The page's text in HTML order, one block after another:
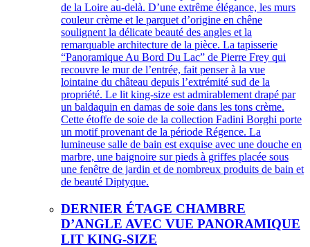
de la Loire au-delà. D’une extrême élégance, les murs
couleur crème et le parquet d’origine en chêne
soulignent la délicate beauté des angles et la
remarquable architecture de la pièce. La tapisserie
“Panoramique Au Bord Du Lac” de Pierre Frey qui
recouvre le mur de l’entrée, fait penser à la vue
lointaine du château depuis l’extrémité sud de la
propriété. Le lit king-size est admirablement drapé par
un baldaquin en damas de soie dans les tons crème.
Cette étoffe de soie de la collection Fadini Borghi porte
un motif provenant de la période Régence. La
lumineuse salle de bain est exquise avec une douche en
marbre, une baignoire sur pieds à griffes placée sous
une fenêtre de jardin et de nombreux produits de bain et
de beauté Diptyque.
DERNIER ÉTAGE CHAMBRE
D’ANGLE AVEC VUE PANORAMIQUE
LIT KING-SIZE